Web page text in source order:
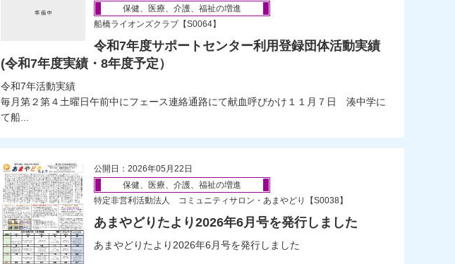
保健、医療、介護、福祉の増進
船橋ライオンズクラブ【S0064】
令和7年度サポートセンター利用登録団体活動実績
(令和7年度実績・8年度予定）
令和7年活動実績
毎月第２第４土曜日午前中にフェース連絡通路にて献血呼びかけ１１月７日 湊中学に
て船...
公開日：2026年05月22日
保健、医療、介護、福祉の増進
特定非営利活動法人 コミュニティサロン・あまやどり【S0038】
あまやどりたより2026年6月号を発行しました
あまやどりたより2026年6月号を発行しました